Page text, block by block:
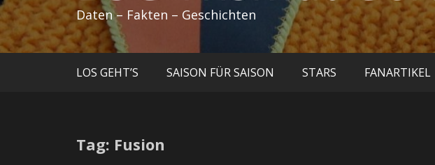
Daten – Fakten – Geschichten
LOS GEHT’S SAISON FÜR SAISON STARS FANARTIKEL
Tag: Fusion